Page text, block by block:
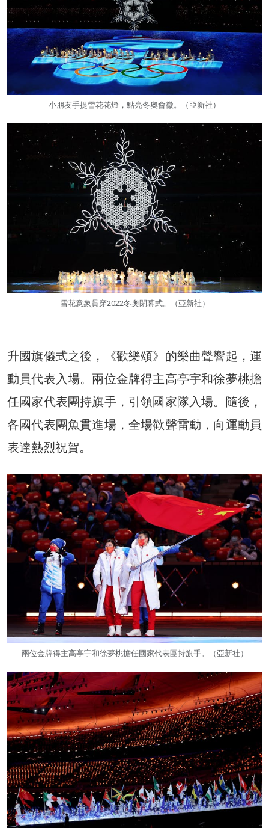
小朋友手提雪花花燈，點亮冬奧會徽。（亞新社）
雪花意象貫穿2022冬奧閉幕式。（亞新社）
升國旗儀式之後，《歡樂頌》的樂曲聲響起，運
動員代表入場。兩位金牌得主高亭宇和徐夢桃擔
任國家代表團持旗手，引領國家隊入場。隨後，
各國代表團魚貫進場，全場歡聲雷動，向運動員
表達熱烈祝賀。
兩位金牌得主高亭宇和徐夢桃擔任國家代表團持旗手。（亞新社）